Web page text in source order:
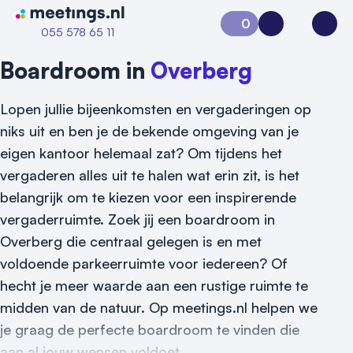
Naar home van Meetings
055 578 65 11
Vraag locatie aan
0
Aanvraag 0Inloggen
Boardroom in Overberg
Lopen jullie bijeenkomsten en vergaderingen op
niks uit en ben je de bekende omgeving van je
eigen kantoor helemaal zat? Om tijdens het
vergaderen alles uit te halen wat erin zit, is het
belangrijk om te kiezen voor een inspirerende
vergaderruimte. Zoek jij een boardroom in
Overberg die centraal gelegen is en met
voldoende parkeerruimte voor iedereen? Of
hecht je meer waarde aan een rustige ruimte te
midden van de natuur. Op meetings.nl helpen we
je graag de perfecte boardroom te vinden die